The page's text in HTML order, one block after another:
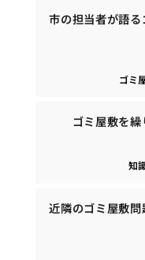
市の担当者が語
ゴミ
ゴミ屋敷を
知
近隣のゴミ屋敷